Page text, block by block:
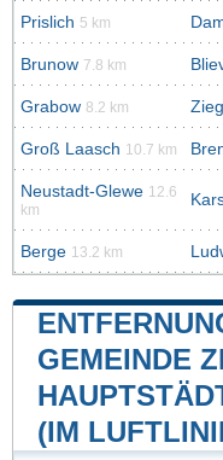
Prislich 5 km
Brunow 7.8 km
Grabow 8.2 km
Groß Laasch 10.7 km
Neustadt-Glewe 12.6
km
Berge 13.2 km
GEMEINDE
(IM